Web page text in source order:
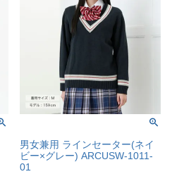
男女兼用 ラインセーター(ネイ
ビー×グレー) ARCUSW-1011-
01